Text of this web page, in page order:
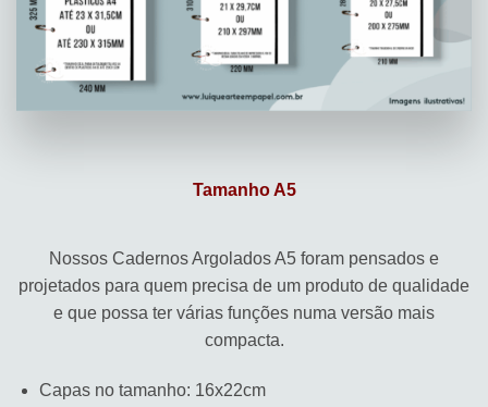
Tamanho A5
Nossos Cadernos Argolados A5 foram pensados e
projetados para quem precisa de um produto de qualidade
e que possa ter várias funções numa versão mais
compacta.
Capas no tamanho: 16x22cm